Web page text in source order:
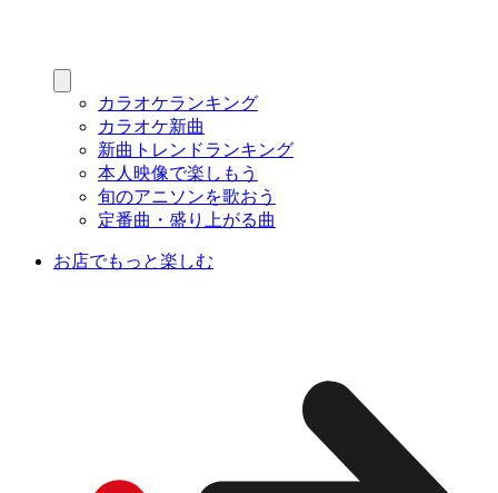
カラオケランキング
カラオケ新曲
新曲トレンドランキング
本人映像で楽しもう
旬のアニソンを歌おう
定番曲・盛り上がる曲
お店でもっと楽しむ